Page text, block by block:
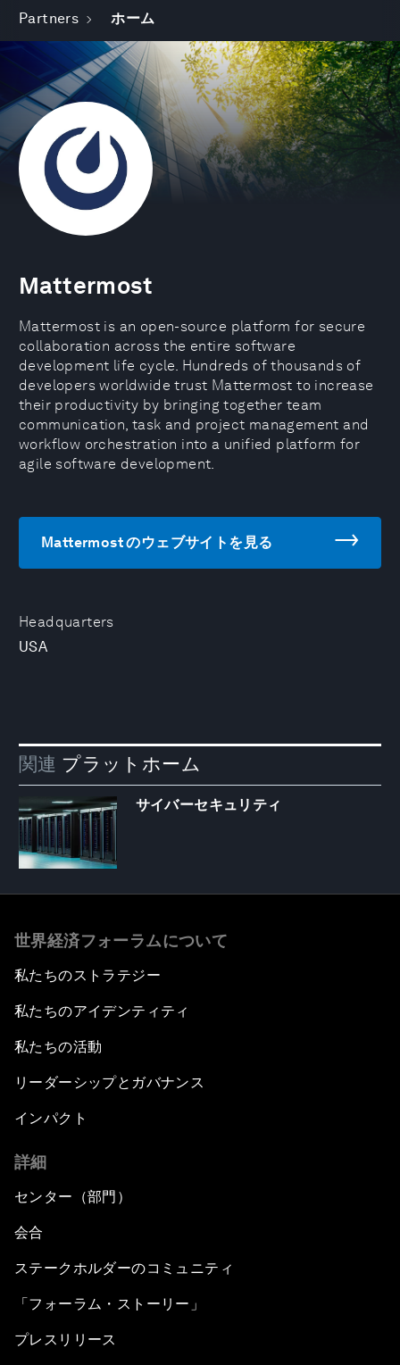
Partners ホーム
Headquarters
USA
Mattermost
Mattermost is an open-source platform for secure
collaboration across the entire software
development life cycle. Hundreds of thousands of
developers worldwide trust Mattermost to increase
their productivity by bringing together team
communication, task and project management and
workflow orchestration into a unified platform for
agile software development.
Mattermost のウェブサイトを見る
関連 プラットホーム
サイバーセキュリティ
世界経済フォーラムについて
私たちのストラテジー
私たちのアイデンティティ
私たちの活動
リーダーシップとガバナンス
インパクト
詳細
センター（部門）
会合
ステークホルダーのコミュニティ
「フォーラム・ストーリー」
プレスリリース